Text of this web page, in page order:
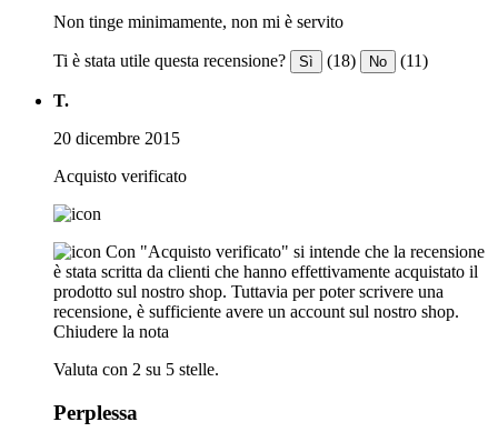
Non tinge minimamente, non mi è servito
Ti è stata utile questa recensione? Sì (18) No (11)
T.
20 dicembre 2015
Acquisto verificato
Con "Acquisto verificato" si intende che la recensione
è stata scritta da clienti che hanno effettivamente acquistato il
prodotto sul nostro shop. Tuttavia per poter scrivere una
recensione, è sufficiente avere un account sul nostro shop.
Chiudere la nota
Valuta con 2 su 5 stelle.
Perplessa